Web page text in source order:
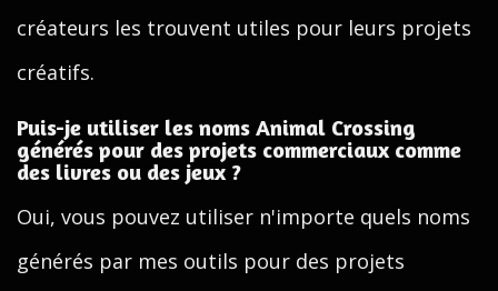
créateurs les trouvent utiles pour leurs projets
créatifs.
Puis-je utiliser les noms Animal Crossing
générés pour des projets commerciaux comme
des livres ou des jeux ?
Oui, vous pouvez utiliser n'importe quels noms
générés par mes outils pour des projets